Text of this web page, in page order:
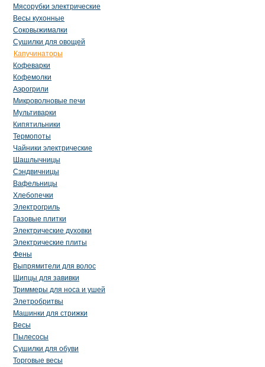
Мясорубки электрические
Весы кухонные
Соковыжималки
Сушилки для овощей
Капучинаторы
Кофеварки
Кофемолки
Аэрогрили
Микроволновые печи
Мультиварки
Кипятильники
Термопоты
Чайники электрические
Шашлычницы
Сэндвичницы
Вафельницы
Хлебопечки
Электрогриль
Газовые плитки
Электрические духовки
Электрические плиты
Фены
Выпрямители для волос
Щипцы для завивки
Триммеры для носа и ушей
Элетробритвы
Машинки для стрижки
Весы
Пылесосы
Сушилки для обуви
Торговые весы